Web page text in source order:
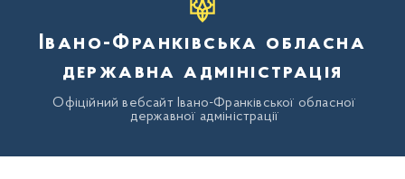
Івано-Франківська обласна
державна адміністрація
Офіційний вебсайт Івано-Франківської обласної
державної адміністрації